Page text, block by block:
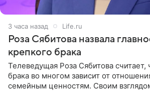
3 часа назад Life.ru
Роза Сябитова назвала
крепкого брака
Телеведущая Роза Сябитова считает,
брака во многом зависит от
семейным ценностям. Своим